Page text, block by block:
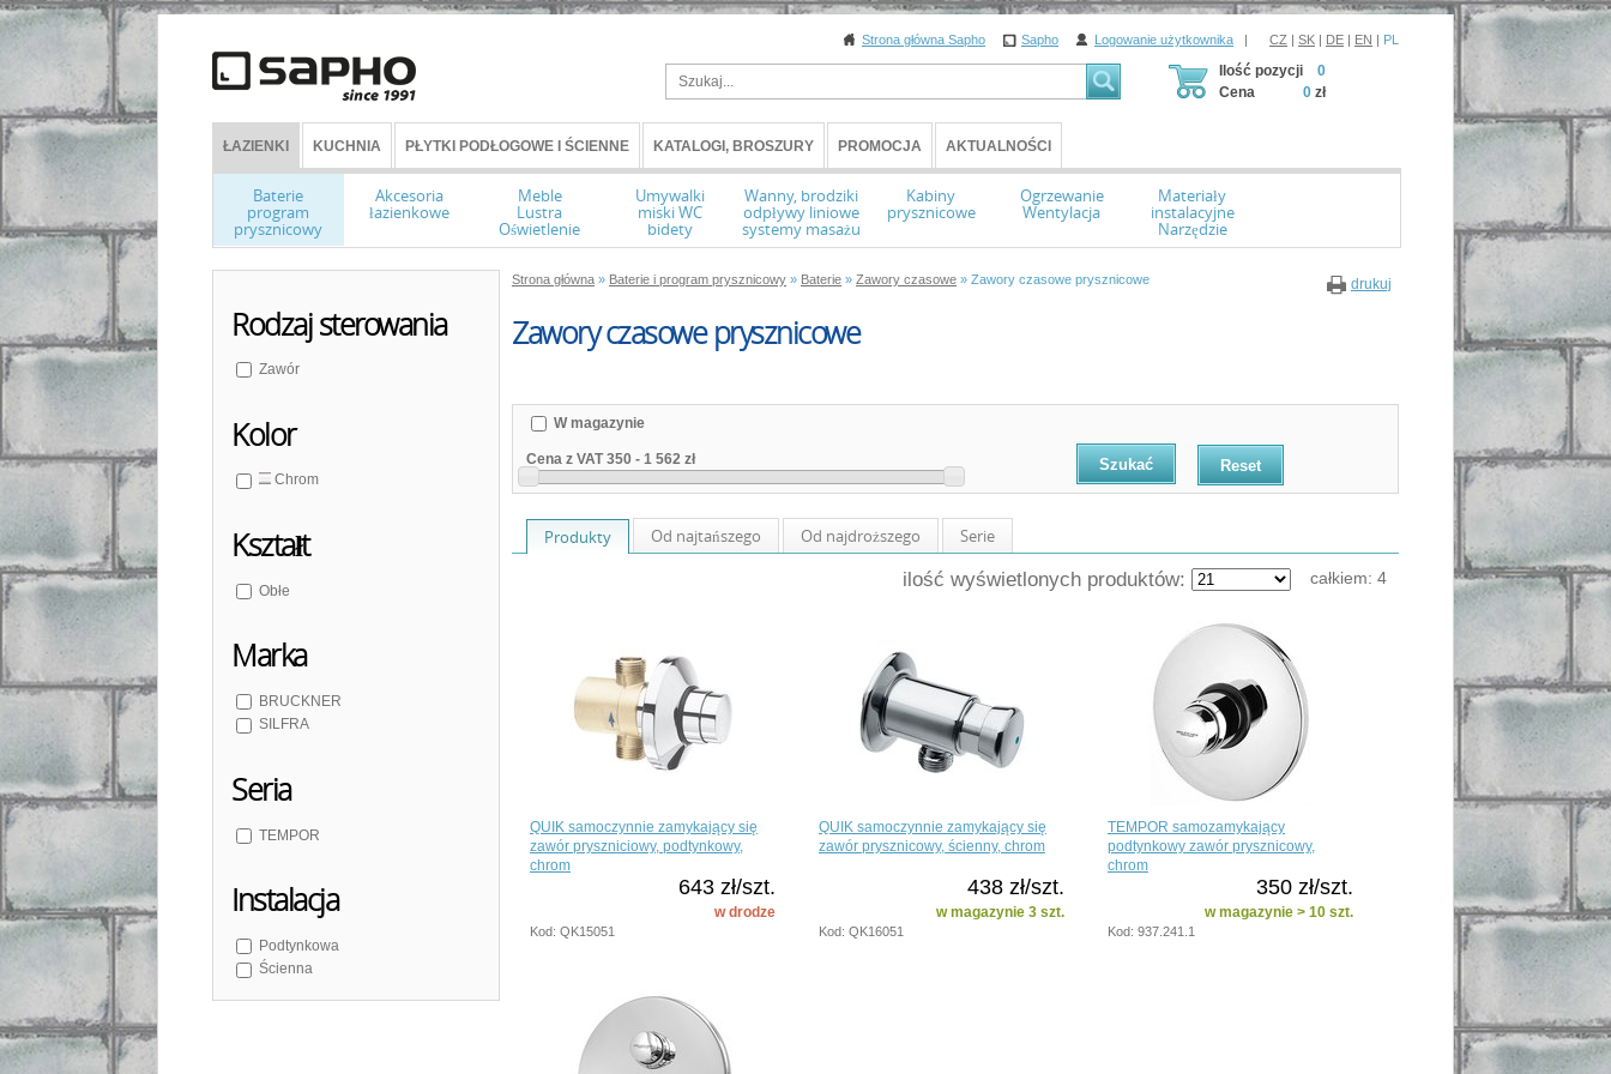
Strona główna Sapho Sapho Logowanie użytkownika | CZ | SK | DE | EN | PL
Ilość pozycji
Cena
0
0 zł
ŁAZIENKI KUCHNIA PŁYTKI PODŁOGOWE I ŚCIENNE KATALOGI, BROSZURY PROMOCJA AKTUALNOŚCI
Baterie
program
prysznicowy
Akcesoria
łazienkowe
Meble
Lustra
Oświetlenie
Umywalki
miski WC
bidety
Wanny, brodziki
odpływy liniowe
systemy masażu
Kabiny
prysznicowe
Ogrzewanie
Wentylacja
Materiały
instalacyjne
Narzędzie
drukuj
Strona główna » Baterie i program prysznicowy » Baterie » Zawory czasowe » Zawory czasowe prysznicowe
Zawory czasowe prysznicowe
Rodzaj sterowania
Zawór
Kolor
Chrom
Kształt
Obłe
Marka
BRUCKNER
SILFRA
Seria
TEMPOR
Instalacja
Podtynkowa
Ścienna
W magazynie
Cena z VAT 350 - 1 562 zł Reset
Produkty Od najtańszego Od najdroższego Serie
ilość wyświetlonych produktów: całkiem: 4
QUIK samoczynnie zamykający się
zawór pryszniciowy, podtynkowy,
chrom
643 zł/szt.
w drodze
Kod: QK15051
QUIK samoczynnie zamykający się
zawór prysznicowy, ścienny, chrom
438 zł/szt.
w magazynie 3 szt.
Kod: QK16051
TEMPOR samozamykający
podtynkowy zawór prysznicowy,
chrom
350 zł/szt.
w magazynie > 10 szt.
Kod: 937.241.1